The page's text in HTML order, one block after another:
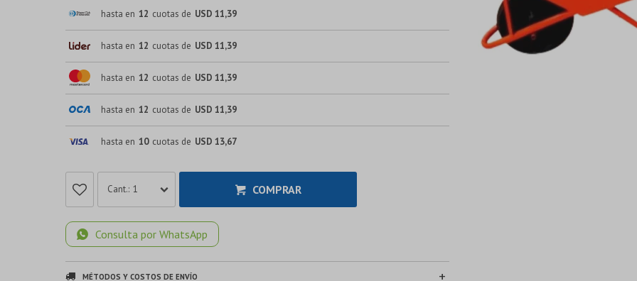
hasta en 12 cuotas de USD 11,39
hasta en 12 cuotas de USD 11,39
hasta en 12 cuotas de USD 11,39
hasta en 12 cuotas de USD 11,39
hasta en 10 cuotas de USD 13,67
1 COMPRAR
Consulta por WhatsApp
MÉTODOS Y COSTOS DE ENVÍO